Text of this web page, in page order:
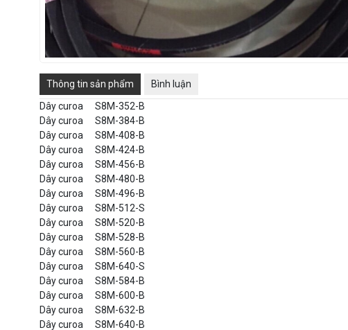
Thông tin sản phẩm
Bình luận
Dây curoa
S8M-352-B
Dây curoa
S8M-384-B
Dây curoa
S8M-408-B
Dây curoa
S8M-424-B
Dây curoa
S8M-456-B
Dây curoa
S8M-480-B
Dây curoa
S8M-496-B
Dây curoa
S8M-512-S
Dây curoa
S8M-520-B
Dây curoa
S8M-528-B
Dây curoa
S8M-560-B
Dây curoa
S8M-640-S
Dây curoa
S8M-584-B
Dây curoa
S8M-600-B
Dây curoa
S8M-632-B
Dây curoa
S8M-640-B